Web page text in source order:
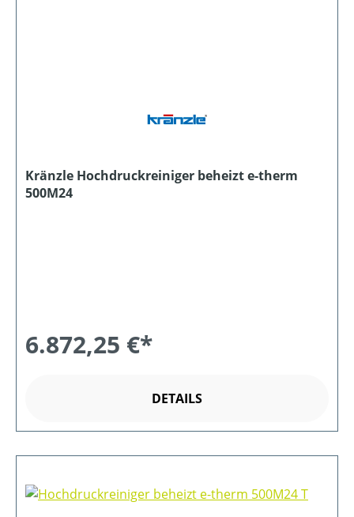
Kränzle Hochdruckreiniger beheizt e-therm
500M24
6.872,25 €*
DETAILS